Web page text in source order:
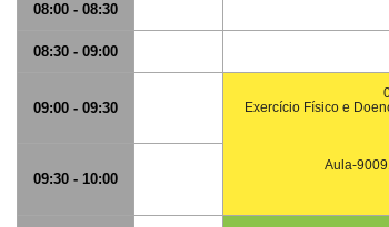
08:00 - 08:30
08:30 - 09:00
09:00 - 09:30
Exercício Físico e
Aula-
09:30 - 10:00